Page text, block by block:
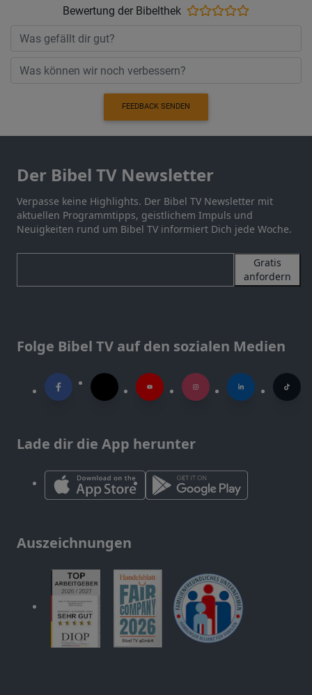
Bewertung der Bibelthek
FEEDBACK SENDEN
Der Bibel TV Newsletter
Verpasse keine Highlights. Der Bibel TV Newsletter mit
aktuellen Programmtipps, geistlichem Impuls und
Neuigkeiten rund um Bibel TV informiert Dich jede Woche.
Gratis
anfordern
Folge Bibel TV auf den sozialen Medien
Lade dir die App herunter
Auszeichnungen